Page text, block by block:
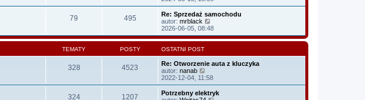
s
z
y
o
t
n
o
s
z
y
o
s
t
n
j
n
s
z
p
o
s
ś
w
i
e
l
a
j
o
s
z
79 495
Re: Sprzedaż samochodu
autor: mrblack
y
ś
w
e
t
n
a
j
n
2026-06-05, 08:48
TEMATY POSTY OSTATNI POST
328 4523
Re: Otworzenie auta z kluczyka
autor: nanab
y
ś
w
2022-12-04, 11:58
324 1207
Potrzebny elektryk